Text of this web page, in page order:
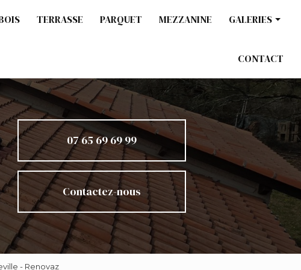
TERRASSE PARQUET MEZZANINE GALERIES
Terrasse
Parquet
Mezzanine
CONTACT
07 65 69 69 99
Contactez-nous
- Renovaz